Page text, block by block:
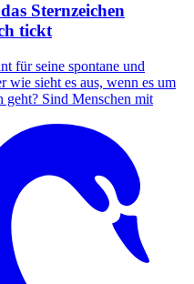
Sternzeichen
tickt
für seine spontane und
wie sieht es aus, wenn es um
geht? Sind Menschen mit